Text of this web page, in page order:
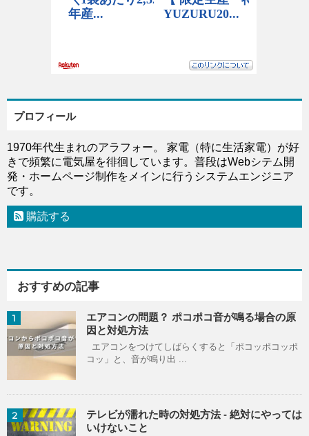
プロフィール
1970年代生まれのアラフォー。 家電（特に生活家電）が好
きで頻繁に電気屋を徘徊しています。普段はWebシテム開
発・ホームページ制作をメインに行うシステムエンジニア
です。
購読する
おすすめの記事
1
エアコンの問題？ ポコポコ音が鳴る場合の原
因と対処方法
エアコンをつけてしばらくすると「ポコッポコッポ
コッ」と、音が鳴り出 ...
2
テレビが濡れた時の対処方法 - 絶対にやっては
いけないこと